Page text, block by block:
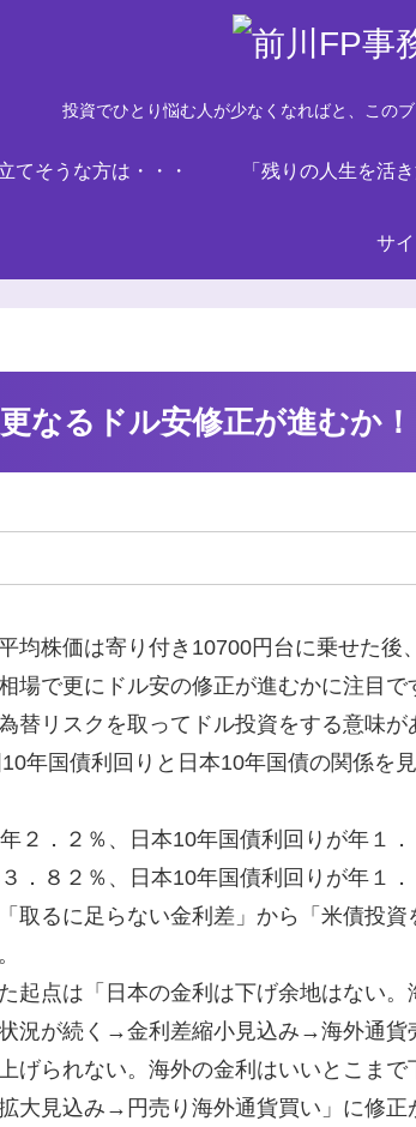
投資でひとり悩む人が少なくなればと、この
てそうな方は・・・ 「残りの人生を活
サ
なるドル安修正が進むか！
均株価は寄り付き10700円台に乗せた後
場で更にドル安の修正が進むかに注目で
替リスクを取ってドル投資をする意味が
年国債利回りと日本10年国債の関係を
２．２％、日本10年国債利回りが年１
．８２％、日本10年国債利回りが年１
取るに足らない金利差」から「米債投資
起点は「日本の金利は下げ余地はない。
況が続く→金利差縮小見込み→海外通貨
げられない。海外の金利はいいとこまで
大見込み→円売り海外通貨買い」に修正